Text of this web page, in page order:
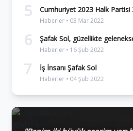
5 Cumhuriyet 2023 Halk Partisi
Haberler • 03 Mar 2022
6 Şafak Sol, güzellikte geleneksel
Haberler • 16 Şub 2022
7 İş İnsanı Şafak Sol
Haberler • 04 Şub 2022